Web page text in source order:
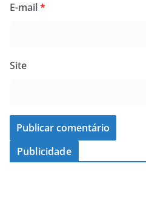
E-mail*
Site
Publicidade